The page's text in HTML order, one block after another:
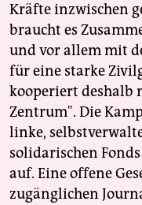
Kräfte inzwischen
braucht es
und vor allem mit
für eine starke
kooperiert deshalb
Zentrum". Die
linke,
solidarischen
auf. Eine offene
zugänglichen